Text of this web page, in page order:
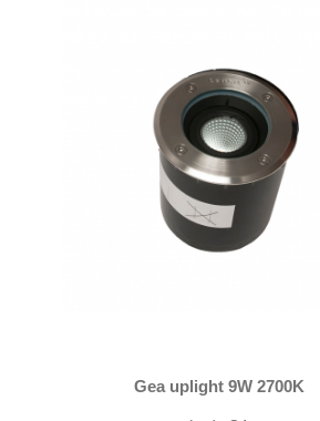
Gea uplight 9W 2700K